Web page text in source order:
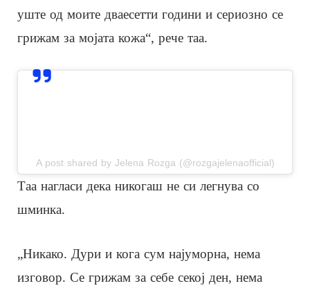
уште од моите дваесетти години и сериозно се
грижам за мојата кожа“, рече таа.
A post shared by Jelena Rozga (@rozgajelenaofficial)
Таа нагласи дека никогаш не си легнува со
шминка.
„Никако. Дури и кога сум најуморна, нема
изговор. Се грижам за себе секој ден, нема